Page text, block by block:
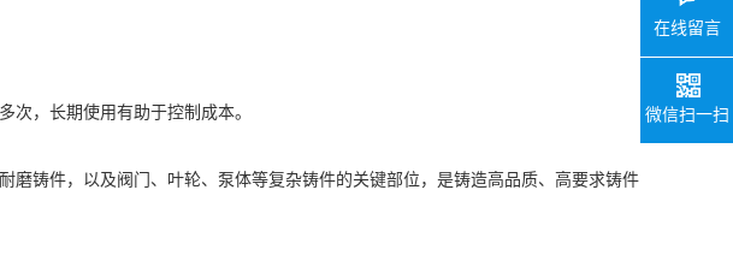
，长期使用有助于控制成本。
铸件，以及阀门、叶轮、泵体等复杂铸件的关键部位，是铸造高品质、高要求铸件
在线留言
微信扫一扫